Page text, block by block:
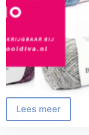
Lees meerDroombreien